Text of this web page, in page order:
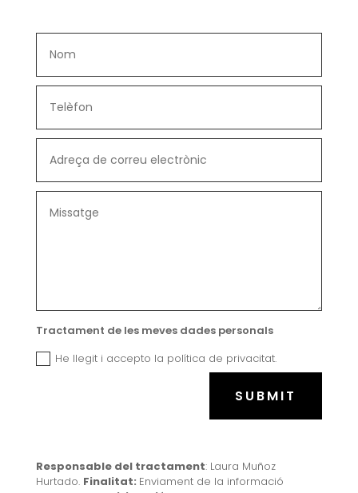
de
correu
electrònic
Tractament
Tractament de les meves dades personals
He llegit i accepto la política de privacitat.
SUBMIT
Responsable del tractament: Laura Muñoz
Hurtado. Finalitat: Enviament de la informació